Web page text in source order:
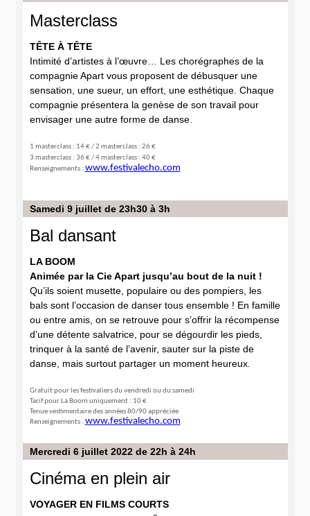
Masterclass
TÊTE À TÊTE
Intimité d’artistes à l’œuvre… Les chorégraphes de la
compagnie Apart vous proposent de débusquer une
sensation, une sueur, un effort, une esthétique. Chaque
compagnie présentera la genèse de son travail pour
envisager une autre forme de danse.
1 masterclass : 14 € / 2 masterclass : 26 €
3 masterclass : 36 € / 4 masterclass : 40 €
Renseignements : www.festivalecho.com
Samedi 9 juillet de 23h30 à 3h
Bal dansant
LA BOOM
Animée par la Cie Apart jusqu’au bout de la nuit !
Qu’ils soient musette, populaire ou des pompiers, les
bals sont l’occasion de danser tous ensemble ! En famille
ou entre amis, on se retrouve pour s’offrir la récompense
d’une détente salvatrice, pour se dégourdir les pieds,
trinquer à la santé de l’avenir, sauter sur la piste de
danse, mais surtout partager un moment heureux.
Gratuit pour les festivaliers du vendredi ou du samedi
Tarif pour La Boom uniquement : 10 €
Tenue vestimentaire des années 80/90 appréciée
Renseignements : www.festivalecho.com
Mercredi 6 juillet 2022 de 22h à 24h
Cinéma en plein air
VOYAGER EN FILMS COURTS